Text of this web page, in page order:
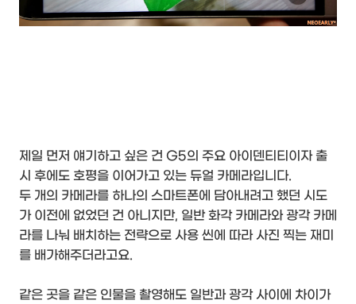
제일 먼저 얘기하고 싶은 건 G5의 주요 아이덴티티이자 출
시 후에도 호평을 이어가고 있는 듀얼 카메라입니다.
두 개의 카메라를 하나의 스마트폰에 담아내려고 했던 시도
가 이전에 없었던 건 아니지만, 일반 화각 카메라와 광각 카메
라를 나눠 배치하는 전략으로 사용 씬에 따라 사진 찍는 재미
를 배가해주더라고요.
같은 곳을 같은 인물을 촬영해도 일반과 광각 사이에 차이가